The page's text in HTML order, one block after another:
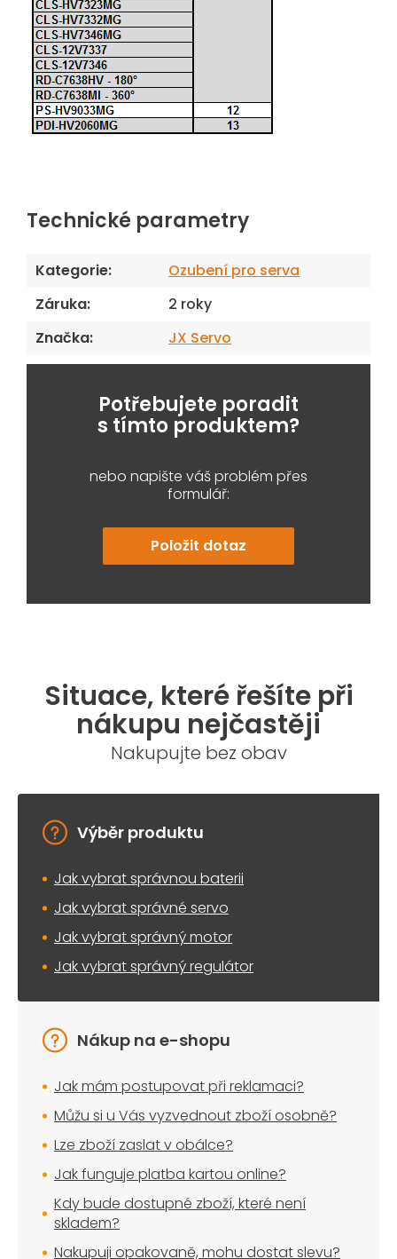
Technické parametry
Kategorie:
Ozubení pro serva
Záruka:
2 roky
Značka: JX Servo
Potřebujete poradit
s tímto produktem?
nebo napište váš problém přes
formulář:
Položit dotaz
Situace, které řešíte při
nákupu nejčastěji
Nakupujte bez obav
Výběr produktu
Jak vybrat správnou baterii
Jak vybrat správné servo
Jak vybrat správný motor
Jak vybrat správný regulátor
Nákup na e-shopu
Jak mám postupovat při reklamaci?
Můžu si u Vás vyzvednout zboží osobně?
Lze zboží zaslat v obálce?
Jak funguje platba kartou online?
Kdy bude dostupné zboží, které není
skladem?
Nakupuji opakovaně, mohu dostat slevu?